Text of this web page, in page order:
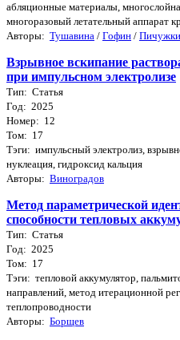
абляционные материалы,
многоразовый летательный аппарат
Авторы: Тушавина / Гофин /
Взрывное вскипание
при импульсном электролизе
Тип: Статья
Год: 2025
Номер: 12
Том: 17
Тэги: импульсный электролиз,
нуклеация, гидроксид кальция
Авторы: Виноградов
Метод параметрической
способности тепловых
Тип: Статья
Год: 2025
Том: 17
Тэги: тепловой аккумулятор,
направлений, метод итерационной
теплопроводности
Авторы: Борщев